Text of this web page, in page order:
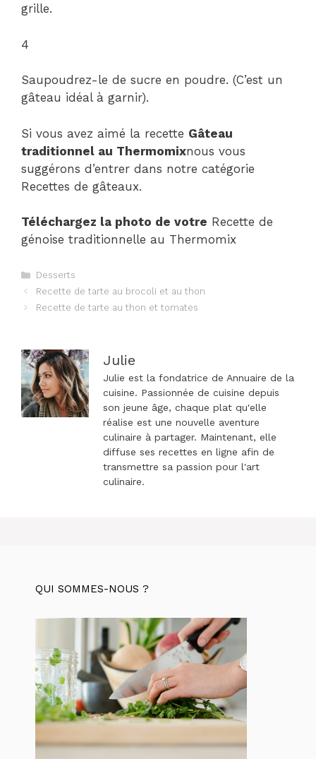
grille.
4
Saupoudrez-le de sucre en poudre. (C’est un
gâteau idéal à garnir).
Si vous avez aimé la recette Gâteau
traditionnel au Thermomixnous vous
suggérons d’entrer dans notre catégorie
Recettes de gâteaux.
Téléchargez la photo de votre Recette de
génoise traditionnelle au Thermomix
Catégories
Desserts
Navigation
des
Recette de tarte au brocoli et au thon
Recette de tarte au thon et tomates
Julie
Julie est la fondatrice de Annuaire de la
cuisine. Passionnée de cuisine depuis
son jeune âge, chaque plat qu'elle
réalise est une nouvelle aventure
culinaire à partager. Maintenant, elle
diffuse ses recettes en ligne afin de
transmettre sa passion pour l'art
culinaire.
QUI SOMMES-NOUS ?